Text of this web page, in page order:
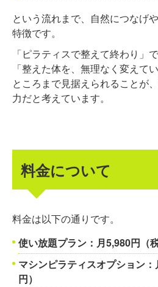
という流れまで、自然につなげ
特徴です。
「ピラティスで整えて終わり」で
「整えた体を、無理なく変えてい
ところまで見据えられることが
力だと考えています。
料金について
料金は以下の通りです。
使い放題プラン：月5,980円（
マシンピラティスオプション
円）